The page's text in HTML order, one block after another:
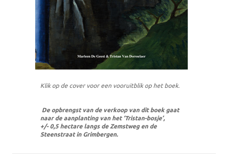
Klik op de cover voor een vooruitblik op het boek.
De opbrengst van de verkoop van dit boek gaat
naar de aanplanting van het ‘Tristan-bosje’,
+/- 0,5 hectare langs de Zemstweg en de
Steenstraat in Grimbergen.